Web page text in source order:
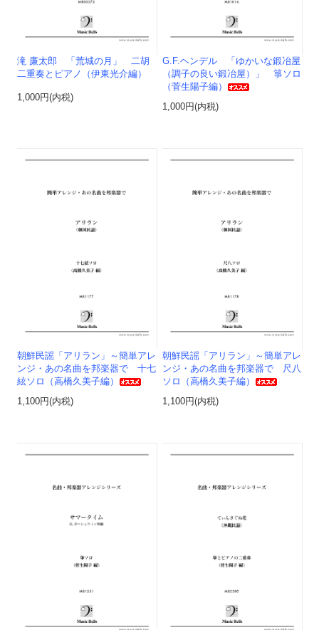
滝 廉太郎 「荒城の月」 二胡
二重奏とピアノ（伊東光介編）
1,000円(内税)
G.F.ヘンデル 「ゆかいな鍛冶屋
（調子の良い鍛冶屋）」 箏ソロ
（菅生陽子編）
1,000円(内税)
朝鮮民謡「アリラン」～簡単アレ
ンジ・あの名曲を邦楽器で 十七
絃ソロ（高橋久美子編）
1,100円(内税)
朝鮮民謡「アリラン」～簡単アレ
ンジ・あの名曲を邦楽器で 尺八
ソロ（高橋久美子編）
1,100円(内税)